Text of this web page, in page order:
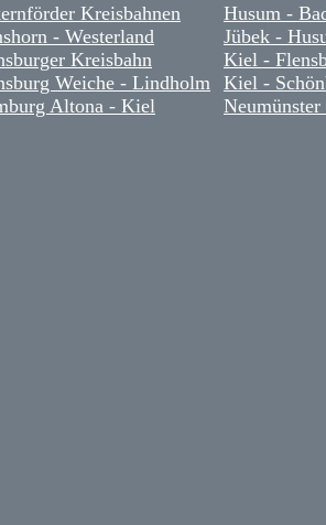
Kreisbahnen
- Westerland
Kreisbahn
Weiche - Lindholm
Altona - Kiel
Husum -
Jübek -
Kiel -
Kiel -